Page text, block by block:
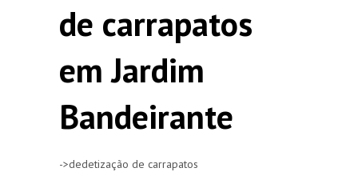
de carrapatos
em Jardim
Bandeirante
->dedetização de carrapatos